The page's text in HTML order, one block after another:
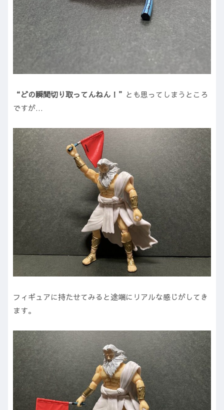
“どの瞬間切り取ってんねん！” とも思ってしまうところ
ですが…
フィギュアに持たせてみると途端にリアルな感じがしてき
ます。